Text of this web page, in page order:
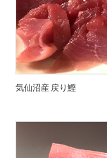
気仙沼産 戻り鰹